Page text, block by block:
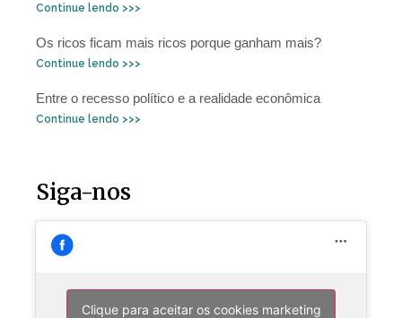
Continue lendo >>>
Os ricos ficam mais ricos porque ganham mais?
Continue lendo >>>
Entre o recesso político e a realidade econômica
Continue lendo >>>
Siga-nos
Clique para aceitar os cookies marketing